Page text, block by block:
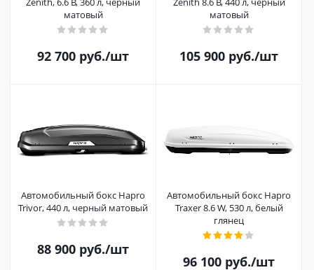
матовый
92 700 руб./шт
матовый
105 900 руб./шт
Автомобильный бокс Hapro
Trivor, 440 л, черный матовый
88 900 руб./шт
Автомобильный бокс Hapro
Traxer 8.6 W, 530 л, белый
глянец
96 100 руб./шт